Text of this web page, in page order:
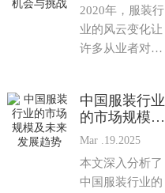
2020年，服装行
业的风云变化让
许多从业者对未
崛起、消费者需
求的变化以及...
中国服装行业
的市场规模及
未来发展趋势
Mar .19.2025
本文深入分析了
中国服装行业的